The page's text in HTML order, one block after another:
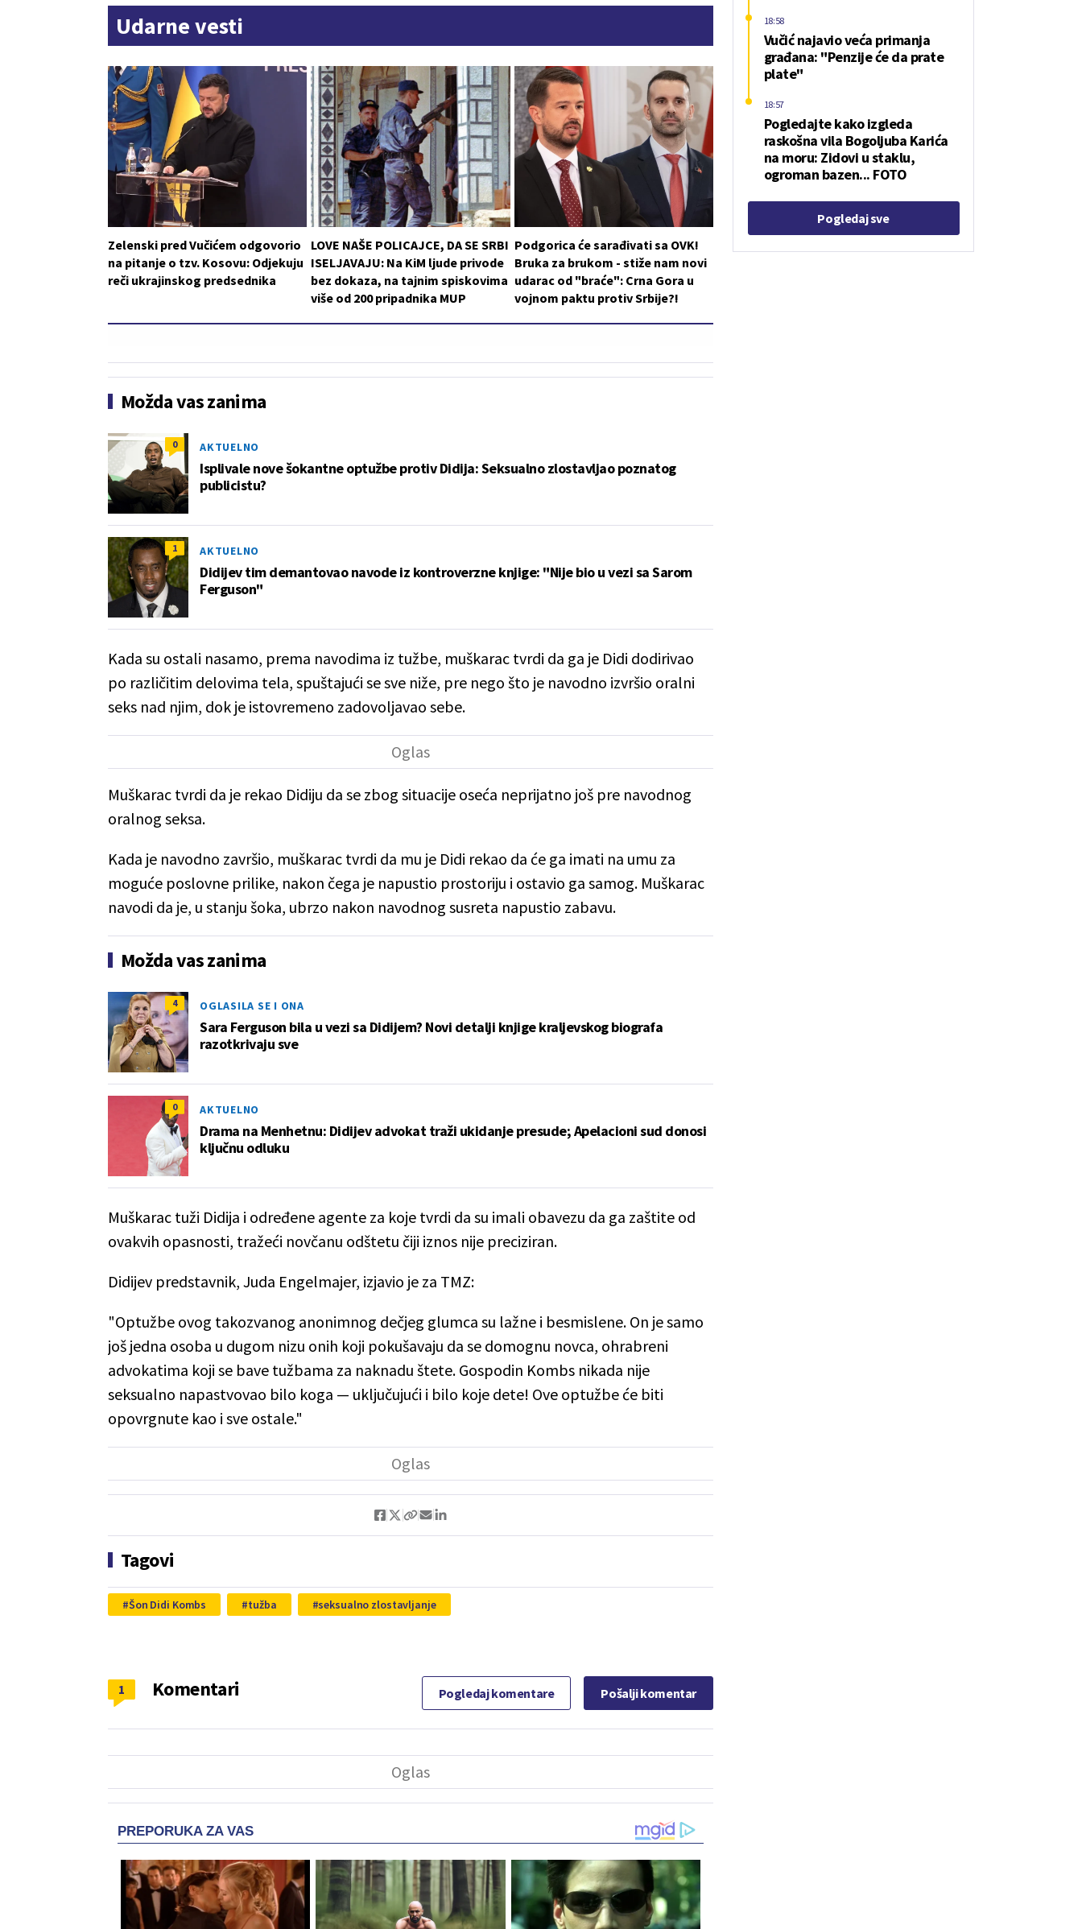
Udarne vesti
Zelenski pred Vučićem odgovorio
na pitanje o tzv. Kosovu: Odjekuju
reči ukrajinskog predsednika
LOVE NAŠE POLICAJCE, DA SE SRBI
ISELJAVAJU: Na KiM ljude privode
bez dokaza, na tajnim spiskovima
više od 200 pripadnika MUP
Podgorica će sarađivati sa OVK!
Bruka za brukom - stiže nam novi
udarac od "braće": Crna Gora u
vojnom paktu protiv Srbije?!
Možda vas zanima
0 AKTUELNO
Isplivale nove šokantne optužbe protiv Didija: Seksualno zlostavljao poznatog
publicistu?
1 AKTUELNO
Didijev tim demantovao navode iz kontroverzne knjige: "Nije bio u vezi sa Sarom
Ferguson"
Kada su ostali nasamo, prema navodima iz tužbe, muškarac tvrdi da ga je Didi dodirivao
po različitim delovima tela, spuštajući se sve niže, pre nego što je navodno izvršio oralni
seks nad njim, dok je istovremeno zadovoljavao sebe.
Muškarac tvrdi da je rekao Didiju da se zbog situacije oseća neprijatno još pre navodnog
oralnog seksa.
Kada je navodno završio, muškarac tvrdi da mu je Didi rekao da će ga imati na umu za
moguće poslovne prilike, nakon čega je napustio prostoriju i ostavio ga samog. Muškarac
navodi da je, u stanju šoka, ubrzo nakon navodnog susreta napustio zabavu.
Možda vas zanima
4 OGLASILA SE I ONA
Sara Ferguson bila u vezi sa Didijem? Novi detalji knjige kraljevskog biografa
razotkrivaju sve
0 AKTUELNO
Drama na Menhetnu: Didijev advokat traži ukidanje presude; Apelacioni sud donosi
ključnu odluku
Muškarac tuži Didija i određene agente za koje tvrdi da su imali obavezu da ga zaštite od
ovakvih opasnosti, tražeći novčanu odštetu čiji iznos nije preciziran.
Didijev predstavnik, Juda Engelmajer, izjavio je za TMZ:
"Optužbe ovog takozvanog anonimnog dečjeg glumca su lažne i besmislene. On je samo
još jedna osoba u dugom nizu onih koji pokušavaju da se domognu novca, ohrabreni
advokatima koji se bave tužbama za naknadu štete. Gospodin Kombs nikada nije
seksualno napastvovao bilo koga — uključujući i bilo koje dete! Ove optužbe će biti
opovrgnute kao i sve ostale."
Tagovi
Šon Didi Kombs tužba seksualno zlostavljanje
Komentari
1 Pogledaj komentare Pošalji komentar
PREPORUKA ZA VAS
Vučić najavio veća primanja
građana: "Penzije će da prate
plate"
18:58
Pogledajte kako izgleda
raskošna vila Bogoljuba Karića
na moru: Zidovi u staklu,
ogroman bazen... FOTO
18:57
Pogledaj sve